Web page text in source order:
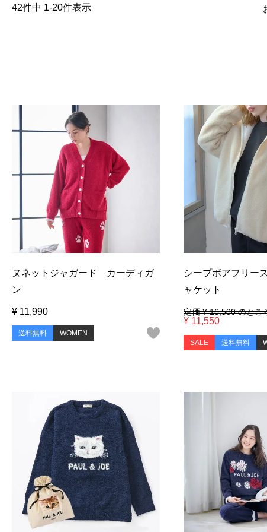
42件中 1-20件表示
ヌネットジャガード カーディガ
ン
¥ 11,990
送料無料 WOMEN
シープボアフリー
ャケット
定価 ¥ 16,500 のとこ
¥ 11,550
SALE 送料無料